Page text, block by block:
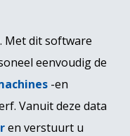
. Met dit software
eenvoudig de
-en
Vanuit deze data
en verstuurt u